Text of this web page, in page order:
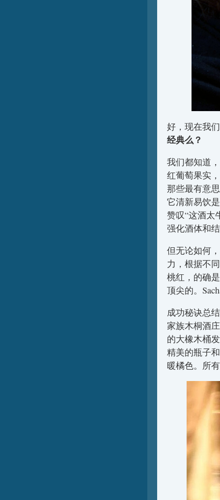
好，现在我
经典么？
我们都知道
红葡萄果实
那些最有意
它清新易饮
赞叹“这酒太
强化酒体和
但无论如何
力，根据不
桃红，的确
顶尖的。
成功秘诀总
家族木桐酒
的大橡木桶
精美的瓶子
暖橘色。所